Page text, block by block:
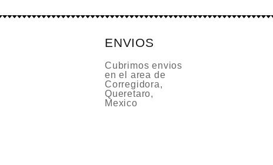
ENVIOS
Cubrimos envios
en el area de
Corregidora,
Queretaro,
Mexico